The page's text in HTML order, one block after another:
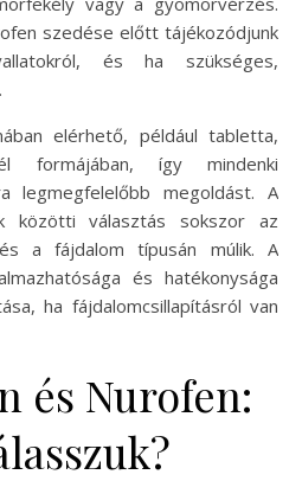
szedése előtt tájékozódjunk
és ha szükséges,
elérhető, például tabletta,
formájában, így mindenki
legmegfelelőbb megoldást. A
közötti választás sokszor az
a fájdalom típusán múlik. A
és hatékonysága
ha fájdalomcsillapításról van
és Nurofen: